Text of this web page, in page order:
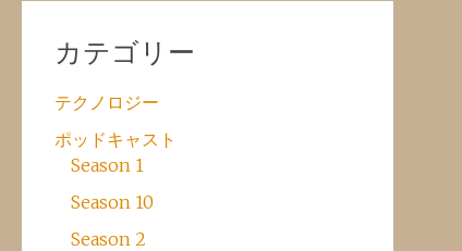
カテゴリー
テクノロジー
ポッドキャスト
Season 1
Season 10
Season 2